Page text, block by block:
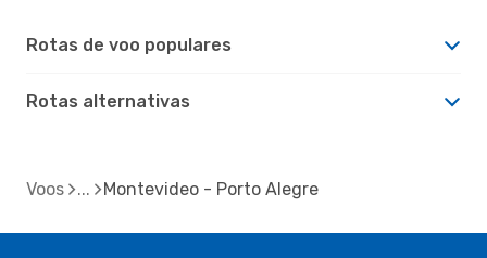
Rotas de voo populares
Rotas alternativas
Voos Montevideo - Porto Alegre